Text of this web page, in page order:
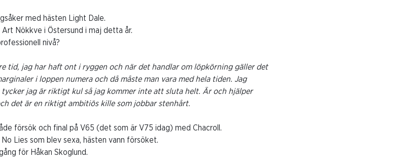
med hästen Light Dale.
Nökkve i Östersund i maj detta år.
nivå?
tid, jag har haft ont i ryggen och när det handlar om löpkörning gäller det
i loppen numera och då måste man vara med hela tiden. Jag
jag är riktigt kul så jag kommer inte att sluta helt. Är och hjälper
det är en riktigt ambitiös kille som jobbar stenhårt.
försök och final på V65 (det som är V75 idag) med Chacroll.
Lies som blev sexa, hästen vann försöket.
för Håkan Skoglund.